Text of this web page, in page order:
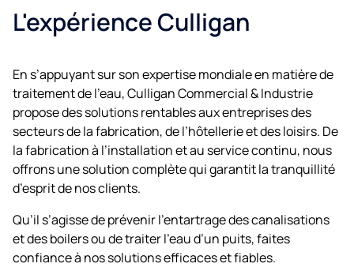
L'expérience Culligan
En s’appuyant sur son expertise mondiale en matière de
traitement de l’eau, Culligan Commercial & Industrie
propose des solutions rentables aux entreprises des
secteurs de la fabrication, de l’hôtellerie et des loisirs. De
la fabrication à l’installation et au service continu, nous
offrons une solution complète qui garantit la tranquillité
d’esprit de nos clients.
Qu’il s’agisse de prévenir l’entartrage des canalisations
et des boilers ou de traiter l’eau d’un puits, faites
confiance à nos solutions efficaces et fiables.